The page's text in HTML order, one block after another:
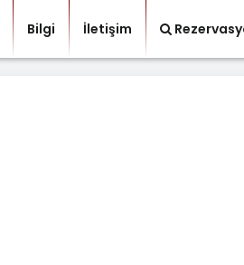
Bilgi İletişim